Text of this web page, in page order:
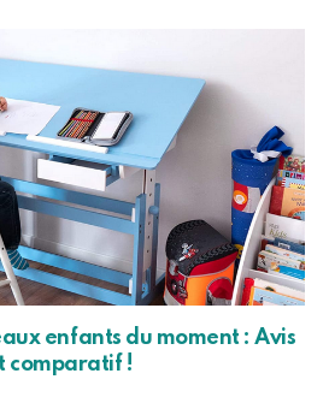
enfants du moment : Avis
comparatif !